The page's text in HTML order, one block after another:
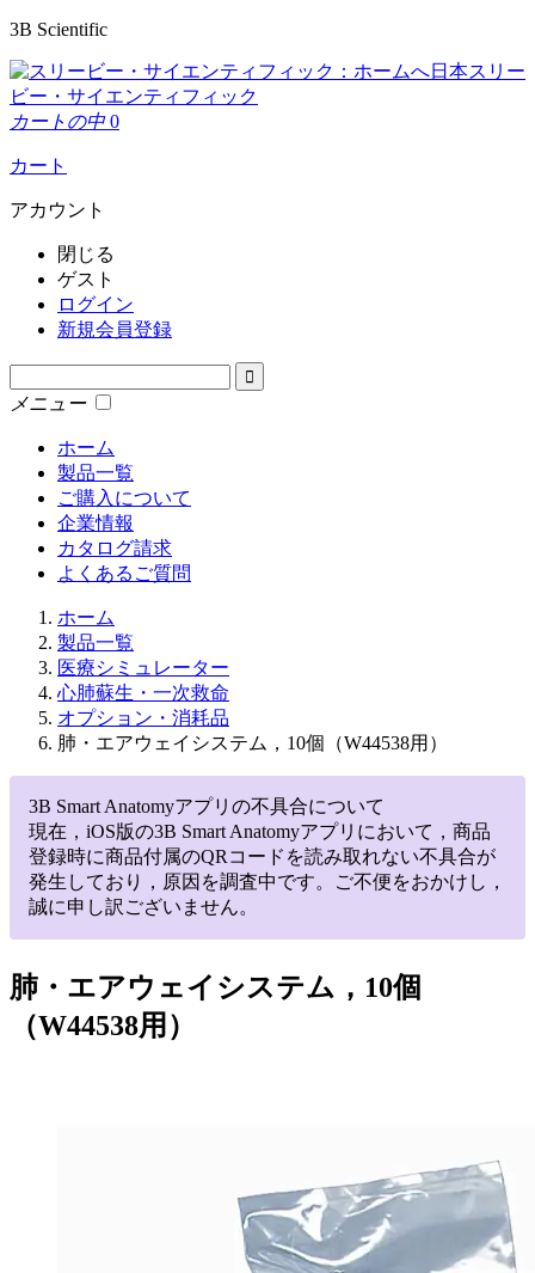
3B Scientific
日本スリー
ビー・サイエンティフィック
カートの中 0
カート
アカウント
閉じる
ゲスト
ログイン
新規会員登録
メニュー
ホーム
製品一覧
ご購入について
企業情報
カタログ請求
よくあるご質問
ホーム
製品一覧
医療シミュレーター
心肺蘇生・一次救命
オプション・消耗品
肺・エアウェイシステム，10個（W44538用）
3B Smart Anatomyアプリの不具合について
現在，iOS版の3B Smart Anatomyアプリにおいて，商品
登録時に商品付属のQRコードを読み取れない不具合が
発生しており，原因を調査中です。ご不便をおかけし，
誠に申し訳ございません。
肺・エアウェイシステム，10個
（W44538用）